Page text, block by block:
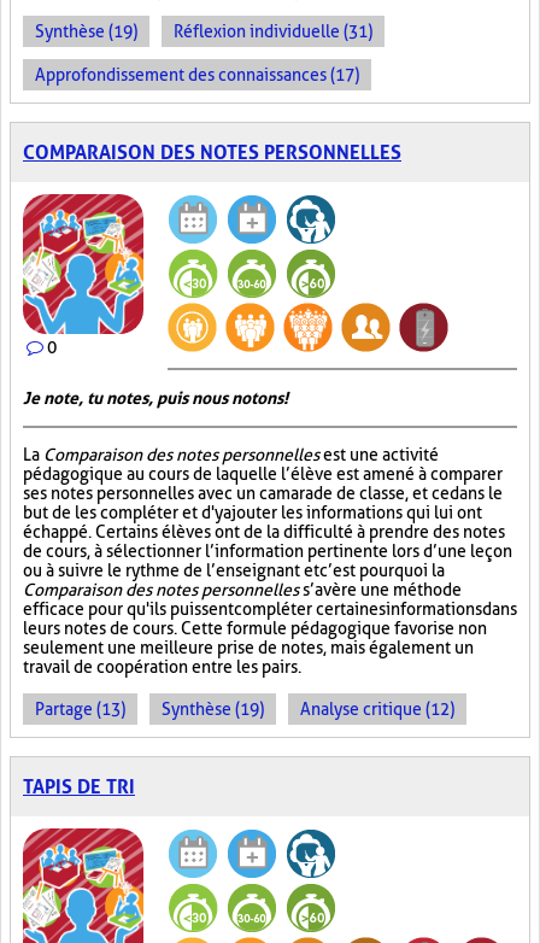
Synthèse (19) Réflexion individuelle (31)
Approfondissement des connaissances (17)
COMPARAISON DES NOTES PERSONNELLES
0
Je note, tu notes, puis nous notons!
La Comparaison des notes personnellesest une activité
pédagogique au cours de laquelle l’élève est amené à comparer
ses notes personnelles avec un camarade de classe, et ce dans le
but de les compléter et d'y ajouter les informations qui lui ont
échappé. Certains élèves ont de la difficulté à prendre des notes
de cours, à sélectionner l’information pertinente lors d’une leçon
ou à suivre le rythme de l’enseignant et c’est pourquoi la
Comparaison des notes personnelless’avère une méthode
efficace pour qu'ils puissent compléter certaines informations dans
leurs notes de cours. Cette formule pédagogique favorise non
seulement une meilleure prise de notes, mais également un
travail de coopération entre les pairs.
Partage (13) Synthèse (19) Analyse critique (12)
TAPIS DE TRI